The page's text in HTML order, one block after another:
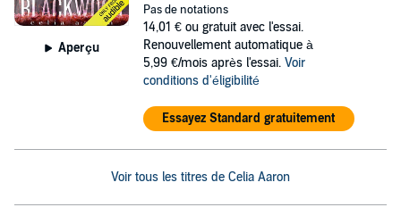
Aperçu
Pas de notations
14,01 € ou gratuit avec l'essai.
Renouvellement automatique à
5,99 €/mois après l'essai. Voir
conditions d'éligibilité
Essayez Standard gratuitement
Voir tous les titres de Celia Aaron